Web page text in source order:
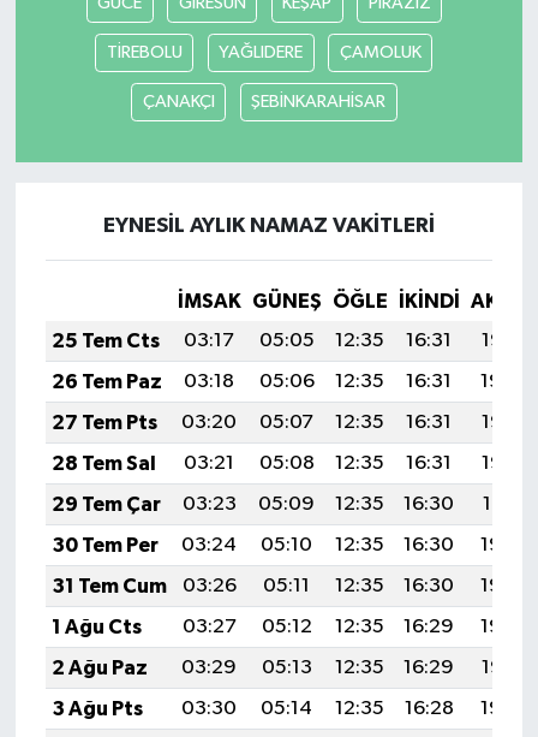
TİREBOLU YAĞLIDERE ÇAMOLUK
ÇANAKÇI ŞEBİNKARAHİSAR
EYNESİL AYLIK NAMAZ VAKITLERI
İMSAK GÜNEŞ ÖĞLE İKINDI
25 Tem Cts
03:17 05:05 12:35 16:31
19:55
26 Tem Paz
03:18 05:06 12:35 16:31
19:54
27 Tem Pts
03:20 05:07 12:35 16:31
19:53
28 Tem Sal
03:21 05:08 12:35 16:31
19:52
29 Tem Çar
03:23 05:09 12:35 16:30
19:51
30 Tem Per
03:24 05:10 12:35 16:30
19:50
31 Tem Cum
03:26 05:11 12:35 16:30
19:49
1 Ağu Cts
03:27 05:12 12:35 16:29
19:48
2 Ağu Paz
03:29 05:13 12:35 16:29
19:47
3 Ağu Pts
03:30 05:14 12:35 16:28 19:46